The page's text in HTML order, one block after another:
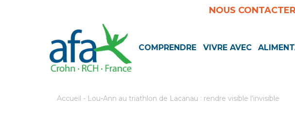
NOUS CONTACTER
COMPRENDRE VIVRE AVEC
Accueil - Lou-Ann au triathlon de Lacanau : rendre visible l’invisible